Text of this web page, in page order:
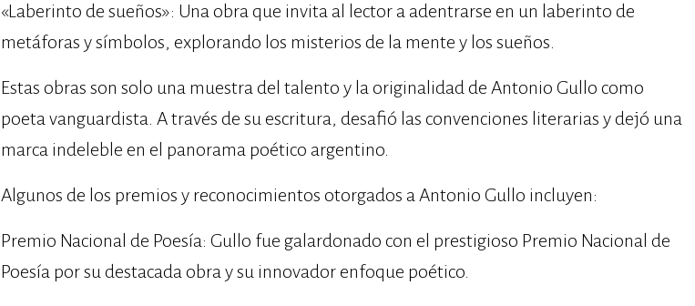
«Laberinto de sueños»: Una obra que invita al lector a adentrarse en un laberinto de
metáforas y símbolos, explorando los misterios de la mente y los sueños.
Estas obras son solo una muestra del talento y la originalidad de Antonio Gullo como
poeta vanguardista. A través de su escritura, desafió las convenciones literarias y dejó una
marca indeleble en el panorama poético argentino.
Algunos de los premios y reconocimientos otorgados a Antonio Gullo incluyen:
Premio Nacional de Poesía: Gullo fue galardonado con el prestigioso Premio Nacional de
Poesía por su destacada obra y su innovador enfoque poético.